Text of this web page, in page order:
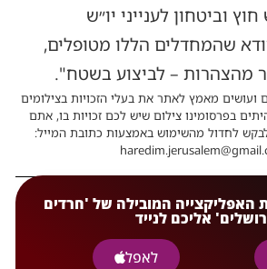
וביטחון לענייני יו״ש
שהמחדלים הללו מטופלים,
מהצהרות – לביצוע בשטח".
ועושים מאמץ לאתר את בעלי הזכויות בצילומים
בפרסומינו צילום שיש לכם זכויות בו, אתם
לחדול מהשימוש באמצעות כתובת המייל:
האפליקצייה המובילה של 'חרדים
אליכם לנייד
לאפל